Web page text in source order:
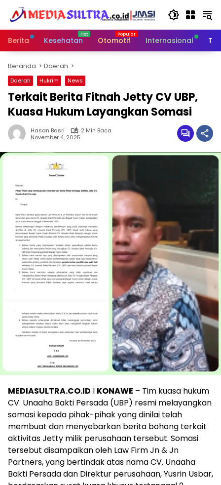
Langsung
konten
Berita
Kesehatan Otomotif Internasional
Beranda Daerah
Daerah Hukrim News
Terkait Berita Fitnah Jetty CV UBP,
Kuasa Hukum Layangkan Somasi
Hasan Basri
2 Min Baca
November 4, 2025
MEDIASULTRA.CO.ID I KONAWE – Tim kuasa hukum
CV. Unaaha Bakti Persada (UBP) resmi melayangkan
somasi kepada pihak-pihak yang dinilai telah
membuat dan menyebarkan berita bohong terkait
aktivitas Jetty milik perusahaan tersebut. Somasi
tersebut disampaikan oleh Law Firm Jn & Jn
Partners, yang bertindak atas nama CV. Unaaha
Bakti Persada dan Direktur perusahaan, Yusrin Usbar,